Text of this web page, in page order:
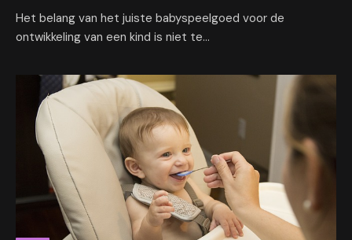
Het belang van het juiste babyspeelgoed voor de
ontwikkeling van een kind is niet te…